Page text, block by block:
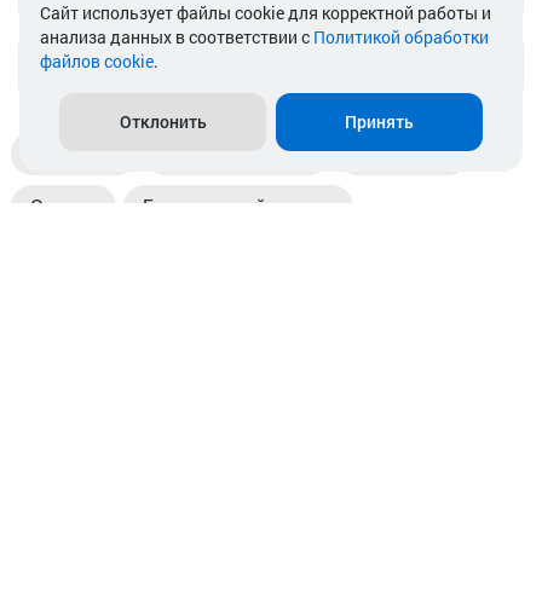
info@akkamulik.by
Пункты выдачи Магазины
Оплата Безналичный расчет
Cайт использует файлы cookie для корректной работы и
анализа данных в соответствии с Политикой обработки
файлов cookie.
Отклонить Принять